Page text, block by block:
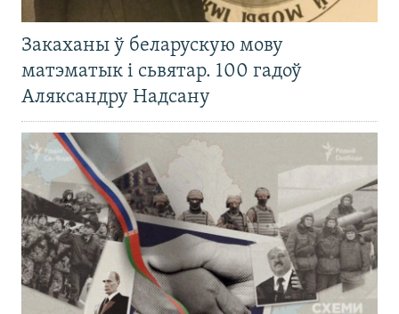
Закаханы ў беларускую мову
матэматык і сьвятар. 100 гадоў
Аляксандру Надсану